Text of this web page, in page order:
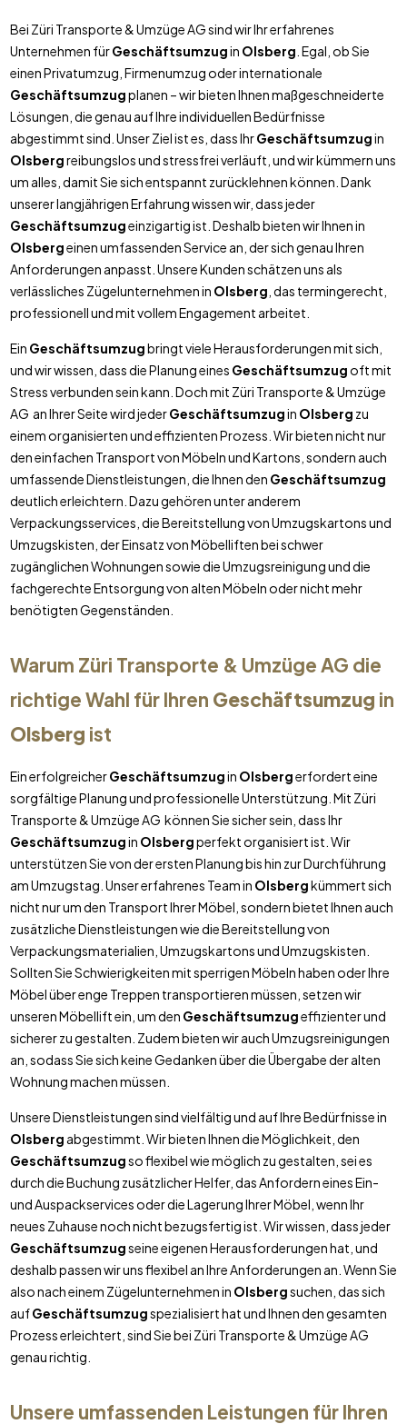
Bei Züri Transporte & Umzüge AG sind wir Ihr erfahrenes
Unternehmen fürGeschäftsumzugin Olsberg . Egal, ob Sie
einen Privatumzug, Firmenumzug oder internationale
Geschäftsumzugplanen – wir bieten Ihnen maßgeschneiderte
Lösungen, die genau auf Ihre individuellen Bedürfnisse
abgestimmt sind. Unser Ziel ist es, dass IhrGeschäftsumzugin
Olsbergreibungslos und stressfrei verläuft, und wir kümmern uns
um alles, damit Sie sich entspannt zurücklehnen können. Dank
unserer langjährigen Erfahrung wissen wir, dass jeder
Geschäftsumzugeinzigartig ist. Deshalb bieten wir Ihnen in
Olsbergeinen umfassenden Service an, der sich genau Ihren
Anforderungen anpasst. Unsere Kunden schätzen uns als
verlässliches Zügelunternehmen in Olsberg , das termingerecht,
professionell und mit vollem Engagement arbeitet.
Ein Geschäftsumzugbringt viele Herausforderungen mit sich,
und wir wissen, dass die Planung eines Geschäftsumzugoft mit
Stress verbunden sein kann. Doch mit Züri Transporte & Umzüge
AG an Ihrer Seite wird jederGeschäftsumzugin Olsberg zu
einem organisierten und effizienten Prozess. Wir bieten nicht nur
den einfachen Transport von Möbeln und Kartons, sondern auch
umfassende Dienstleistungen, die Ihnen den Geschäftsumzug
deutlich erleichtern. Dazu gehören unter anderem
Verpackungsservices, die Bereitstellung von Umzugskartons und
Umzugskisten, der Einsatz von Möbelliften bei schwer
zugänglichen Wohnungen sowie die Umzugsreinigung und die
fachgerechte Entsorgung von alten Möbeln oder nicht mehr
benötigten Gegenständen.
Warum Züri Transporte & Umzüge AG die
richtige Wahl für Ihren Geschäftsumzug in
Olsberg ist
Ein erfolgreicherGeschäftsumzugin Olsbergerfordert eine
sorgfältige Planung und professionelle Unterstützung. Mit Züri
Transporte & Umzüge AG können Sie sicher sein, dass Ihr
Geschäftsumzugin Olsbergperfekt organisiert ist. Wir
unterstützen Sie von der ersten Planung bis hin zur Durchführung
am Umzugstag. Unser erfahrenes Team in Olsbergkümmert sich
nicht nur um den Transport Ihrer Möbel, sondern bietet Ihnen auch
zusätzliche Dienstleistungen wie die Bereitstellung von
Verpackungsmaterialien, Umzugskartons und Umzugskisten.
Sollten Sie Schwierigkeiten mit sperrigen Möbeln haben oder Ihre
Möbel über enge Treppen transportieren müssen, setzen wir
unseren Möbellift ein, um den Geschäftsumzugeffizienter und
sicherer zu gestalten. Zudem bieten wir auch Umzugsreinigungen
an, sodass Sie sich keine Gedanken über die Übergabe der alten
Wohnung machen müssen.
Unsere Dienstleistungen sind vielfältig und auf Ihre Bedürfnisse in
Olsberg abgestimmt. Wir bieten Ihnen die Möglichkeit, den
Geschäftsumzugso flexibel wie möglich zu gestalten, sei es
durch die Buchung zusätzlicher Helfer, das Anfordern eines Ein-
und Auspackservices oder die Lagerung Ihrer Möbel, wenn Ihr
neues Zuhause noch nicht bezugsfertig ist. Wir wissen, dass jeder
Geschäftsumzugseine eigenen Herausforderungen hat, und
deshalb passen wir uns flexibel an Ihre Anforderungen an. Wenn Sie
also nach einem Zügelunternehmen in Olsbergsuchen, das sich
aufGeschäftsumzugspezialisiert hat und Ihnen den gesamten
Prozess erleichtert, sind Sie bei Züri Transporte & Umzüge AG
genau richtig.
Unsere umfassenden Leistungen für Ihren